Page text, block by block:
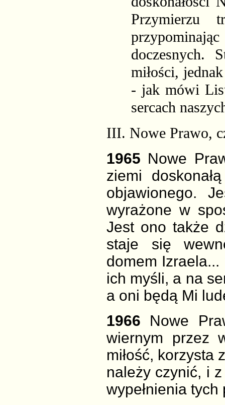
Przymierzu
doczesnych.
miłości,
- jak mówi
sercach
III. Nowe Prawo,
1965 Nowe
ziemi
objawionego.
wyrażone w
Jest ono także
staje się
domem
ich myśli, a na
a oni będą Mi
1966 Nowe
wiernym przez
miłość, korzysta
należy czynić, i
wypełnienia tych